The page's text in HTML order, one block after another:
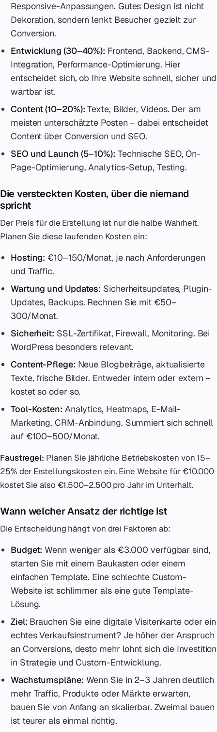
Responsive-Anpassungen. Gutes Design ist nicht
Dekoration, sondern lenkt Besucher gezielt zur
Conversion.
Entwicklung (30–40%): Frontend, Backend, CMS-
Integration, Performance-Optimierung. Hier
entscheidet sich, ob Ihre Website schnell, sicher und
wartbar ist.
Content (10–20%): Texte, Bilder, Videos. Der am
meisten unterschätzte Posten – dabei entscheidet
Content über Conversion und SEO.
SEO und Launch (5–10%): Technische SEO, On-
Page-Optimierung, Analytics-Setup, Testing.
Die versteckten Kosten, über die niemand
spricht
Der Preis für die Erstellung ist nur die halbe Wahrheit.
Planen Sie diese laufenden Kosten ein:
Hosting: €10–150/Monat, je nach Anforderungen
und Traffic.
Wartung und Updates: Sicherheitsupdates, Plugin-
Updates, Backups. Rechnen Sie mit €50–
300/Monat.
Sicherheit: SSL-Zertifikat, Firewall, Monitoring. Bei
WordPress besonders relevant.
Content-Pflege: Neue Blogbeiträge, aktualisierte
Texte, frische Bilder. Entweder intern oder extern –
kostet so oder so.
Tool-Kosten: Analytics, Heatmaps, E-Mail-
Marketing, CRM-Anbindung. Summiert sich schnell
auf €100–500/Monat.
Faustregel: Planen Sie jährliche Betriebskosten von 15–
25% der Erstellungskosten ein. Eine Website für €10.000
kostet Sie also €1.500–2.500 pro Jahr im Unterhalt.
Wann welcher Ansatz der richtige ist
Die Entscheidung hängt von drei Faktoren ab:
Budget: Wenn weniger als €3.000 verfügbar sind,
starten Sie mit einem Baukasten oder einem
einfachen Template. Eine schlechte Custom-
Website ist schlimmer als eine gute Template-
Lösung.
Ziel: Brauchen Sie eine digitale Visitenkarte oder ein
echtes Verkaufsinstrument? Je höher der Anspruch
an Conversions, desto mehr lohnt sich die Investition
in Strategie und Custom-Entwicklung.
Wachstumspläne: Wenn Sie in 2–3 Jahren deutlich
mehr Traffic, Produkte oder Märkte erwarten,
bauen Sie von Anfang an skalierbar. Zweimal bauen
ist teurer als einmal richtig.